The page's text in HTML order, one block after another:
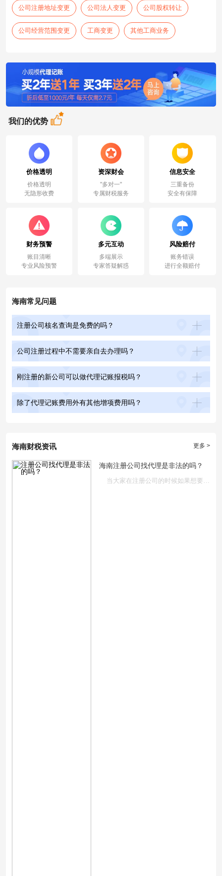
公司注册地址变更 公司法人变更 公司股权转让
公司经营范围变更 工商变更 其他工商业务
我们的优势
价格透明
价格透明
无隐形收费
资深财会
"多对一"
专属财税服务
信息安全
三重备份
安全有保障
财务预警
账目清晰
专业风险预警
多元互动
多端展示
专家答疑解惑
风险赔付
账务错误
进行全额赔付
海南常见问题
注册公司核名查询是免费的吗？
公司注册过程中不需要亲自去办理吗？
刚注册的新公司可以做代理记账报税吗？
除了代理记账费用外有其他增项费用吗？
更多 >
海南财税资讯
海南注册公司找代理是非法的吗？
当大家在注册公司的时候如果想要找代理的话还需要对一些基本的情···